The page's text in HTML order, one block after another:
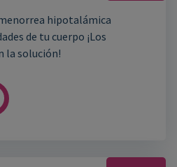
hipotalámica
de tu cuerpo ¡Los
la solución!